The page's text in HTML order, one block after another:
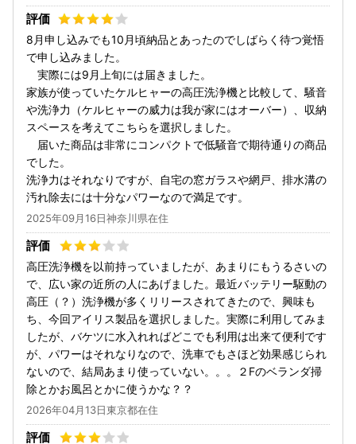
8月申し込みでも10月頃納品とあったのでしばらく待つ覚悟
で申し込みました。
実際には9月上旬には届きました。
家族が使っていたケルヒャーの高圧洗浄機と比較して、騒音
や洗浄力（ケルヒャーの威力は我が家にはオーバー）、収納
スペースを考えてこちらを選択しました。
届いた商品は非常にコンパクトで低騒音で期待通りの商品
でした。
洗浄力はそれなりですが、自宅の窓ガラスや網戸、排水溝の
汚れ除去には十分なパワーなので満足です。
2025年09月16日神奈川県在住
高圧洗浄機を以前持っていましたが、あまりにもうるさいの
で、広い家の近所の人にあげました。最近バッテリー駆動の
高圧（？）洗浄機が多くリリースされてきたので、興味も
ち、今回アイリス製品を選択しました。実際に利用してみま
したが、バケツに水入れればどこでも利用は出来て便利です
が、パワーはそれなりなので、洗車でもさほど効果感じられ
ないので、結局あまり使っていない。。。２Fのベランダ掃
除とかお風呂とかに使うかな？？
2026年04月13日東京都在住